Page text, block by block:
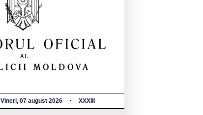
Vineri, 07 august 2026 XXXIII